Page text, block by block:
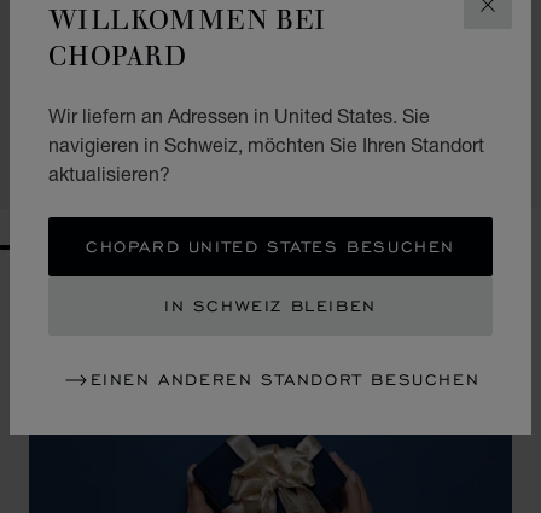
WILLKOMMEN BEI
CHOPARD
Wir liefern an Adressen in United States. Sie
navigieren in Schweiz, möchten Sie Ihren Standort
aktualisieren?
CHOPARD UNITED STATES BESUCHEN
IN SCHWEIZ BLEIBEN
EINEN ANDEREN STANDORT BESUCHEN
GLÄNZENDES SCHWARZ
GO TO SLIDE 1
GO TO SLIDE 2
GO TO SLIDE 3
GO TO SLIDE 4
GO TO SLIDE 5
GO TO SLIDE 6
GO TO SLIDE 7
GO TO SLIDE 8
GO TO SLIDE 9
GO TO SLIDE 10